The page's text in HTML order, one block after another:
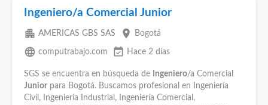
Ingeniero/a Comercial Junior
apartment AMERICAS GBS SAS place Bogotá
language computrabajo.com event_available Hace 2 días
SGS se encuentra en búsqueda de Ingeniero/a Comercial
Junior para Bogotá. Buscamos profesional en Ingeniería
Civil, Ingeniería Industrial, Ingeniería Comercial,